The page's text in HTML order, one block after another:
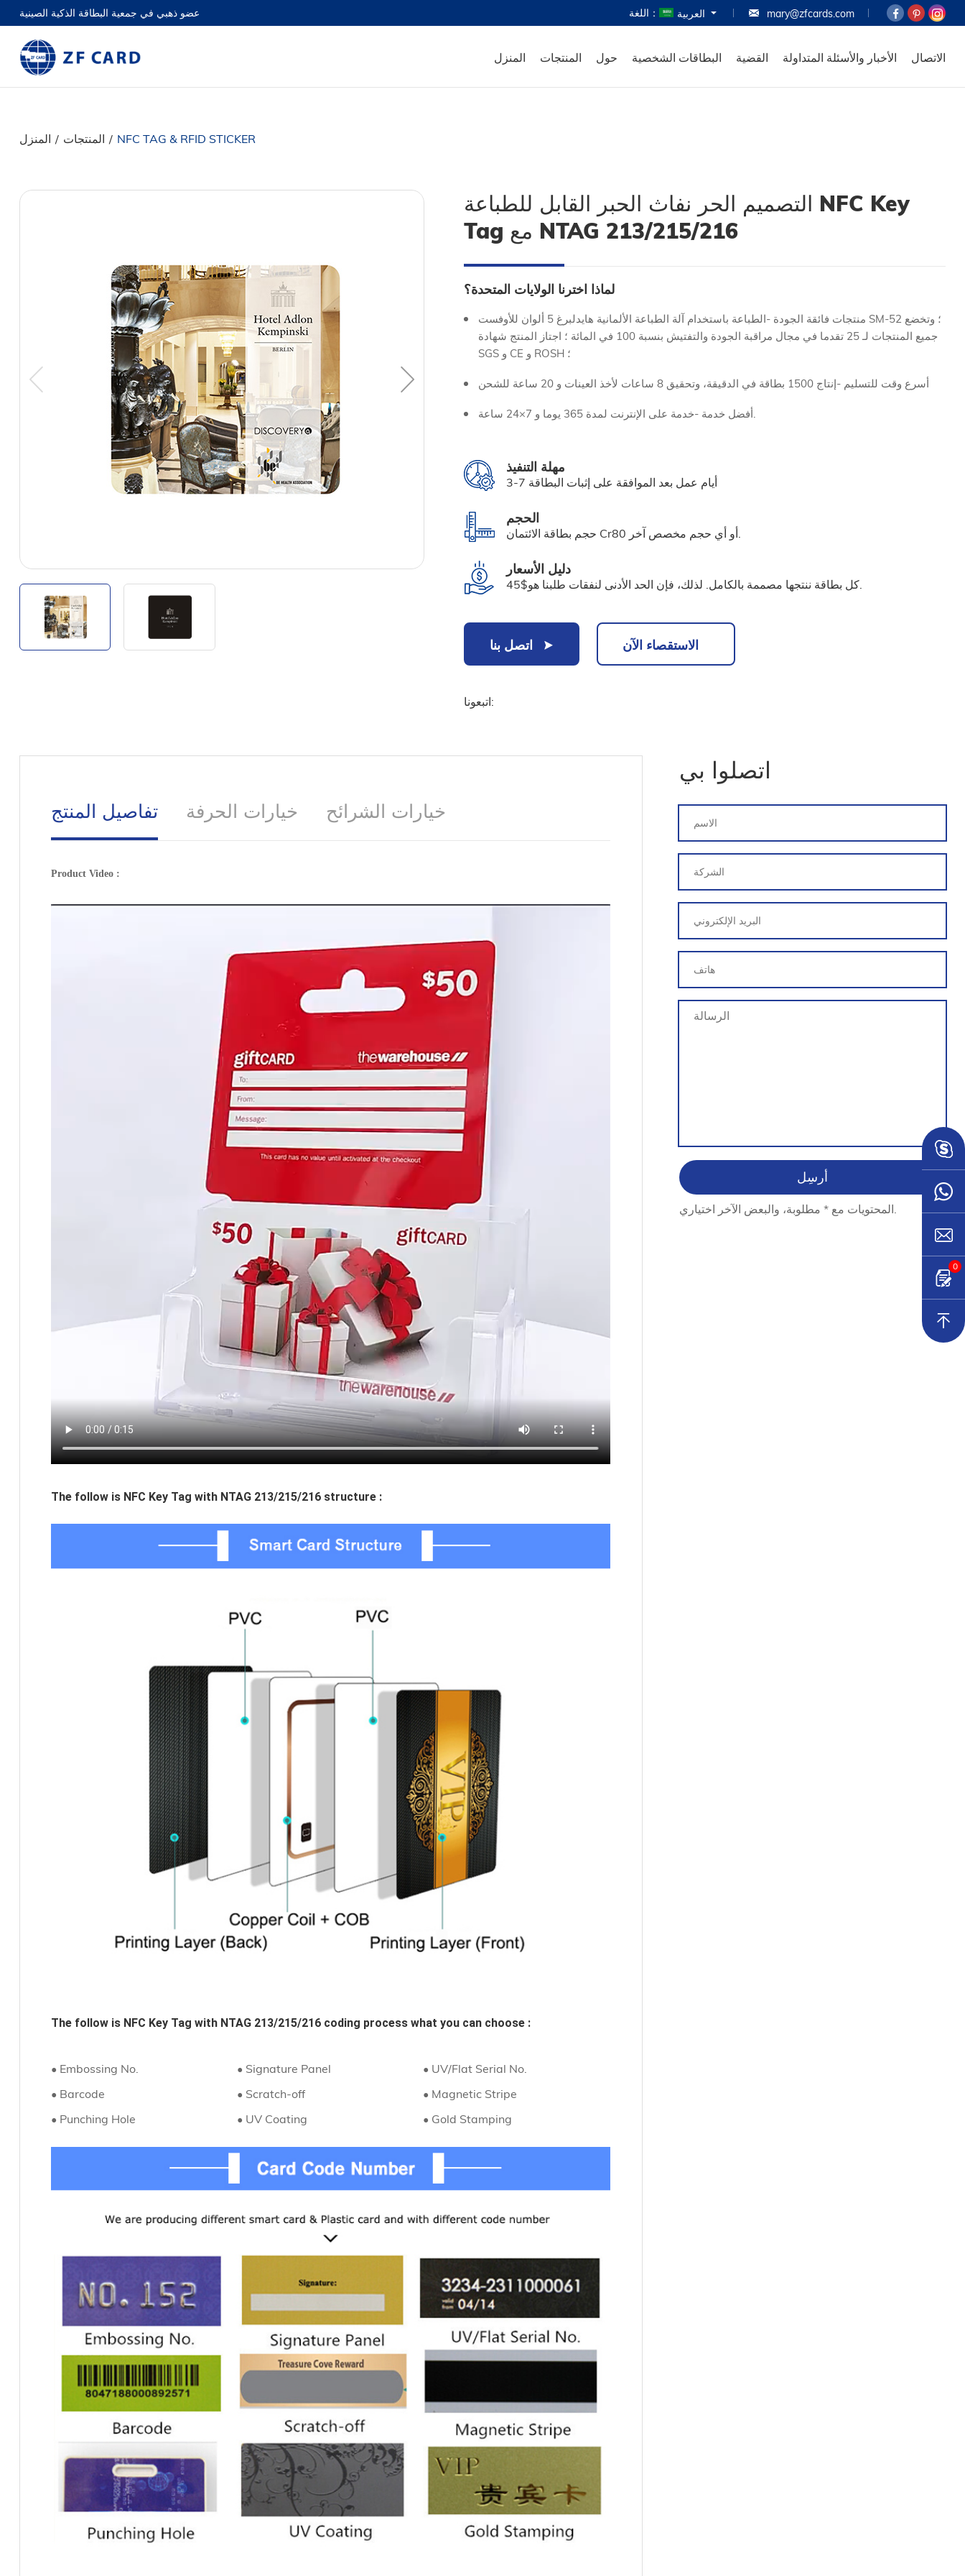
عضو ذهبي في جمعية البطاقة الذكية الصينية mary@zfcards.com اللغة： العربية
المنزل المنتجات حول البطاقات الشخصية القضية الأخبار والأسئلة المتداولة الاتصال
المنزل
المنتجات
حول
الاتصال
المنزل / المنتجات / NFC TAG & RFID STICKER
التصميم الحر نفاث الحبر القابل للطباعة NFC Key
Tag مع NTAG 213/215/216
لماذا اخترنا الولايات المتحدة؟
منتجات فائقة الجودة -الطباعة باستخدام آلة الطباعة الألمانية هايدلبرغ 5 ألوان للأوفست SM-52 ؛ وتخضع
جميع المنتجات لـ 25 تقدما في مجال مراقبة الجودة والتفتيش بنسبة 100 في المائة ؛ اجتاز المنتج شهادة
SGS و CE و ROSH ؛
أسرع وقت للتسليم -إنتاج 1500 بطاقة في الدقيقة، وتحقيق 8 ساعات لأخذ العينات و 20 ساعة للشحن
أفضل خدمة -خدمة على الإنترنت لمدة 365 يوما و 7×24 ساعة.
مهلة التنفيذ
3-7 أيام عمل بعد الموافقة على إثبات البطاقة
الحجم
حجم بطاقة الائتمان Cr80 أو أي حجم مخصص آخر.
دليل الأسعار
كل بطاقة ننتجها مصممة بالكامل. لذلك، فإن الحد الأدنى لنفقات طلبنا هو$45.
اتصل بنا الاستقصاء الآن
اتبعونا:
اتصلوا بي
المحتويات مع * مطلوبة، والبعض الآخر اختياري.
تفاصيل المنتج خيارات الحرفة خيارات الشرائح
Product Video :
The follow is NFC Key Tag with NTAG 213/215/216 structure :
The follow is NFC Key Tag with NTAG 213/215/216 coding process what you can choose :
• Embossing No. • Signature Panel
• UV/Flat Serial No.
• Barcode
• Scratch-off
• Magnetic Stripe
• Punching Hole
• UV Coating • Gold Stamping
0